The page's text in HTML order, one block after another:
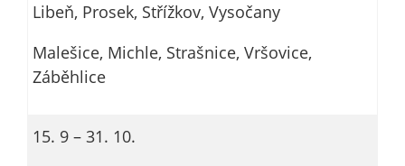
Libeň, Prosek, Střížkov, Vysočany
Malešice, Michle, Strašnice, Vršovice,
Záběhlice
15. 9 – 31. 10.